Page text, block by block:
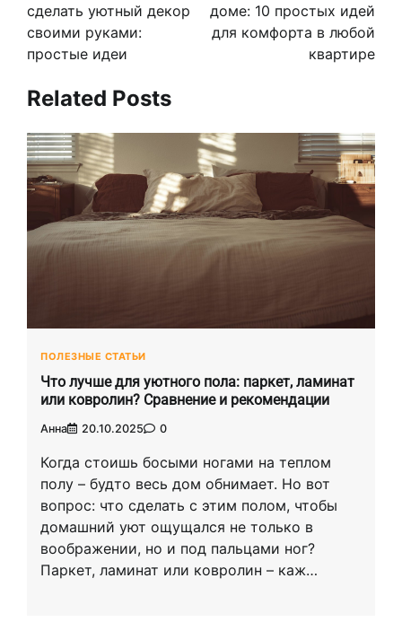
записям
сделать уютный декор
своими руками:
простые идеи
доме: 10 простых идей
для комфорта в любой
квартире
Related Posts
ПОЛЕЗНЫЕ СТАТЬИ
Что лучше для уютного пола: паркет, ламинат
или ковролин? Сравнение и рекомендации
Анна 20.10.2025 0
Когда стоишь босыми ногами на теплом
полу – будто весь дом обнимает. Но вот
вопрос: что сделать с этим полом, чтобы
домашний уют ощущался не только в
воображении, но и под пальцами ног?
Паркет, ламинат или ковролин – каж…